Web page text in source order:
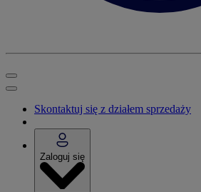
Skontaktuj się z działem sprzedaży
Zaloguj się